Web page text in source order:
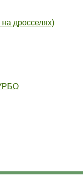
дросселях)